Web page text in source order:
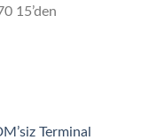
15’den
Terminal